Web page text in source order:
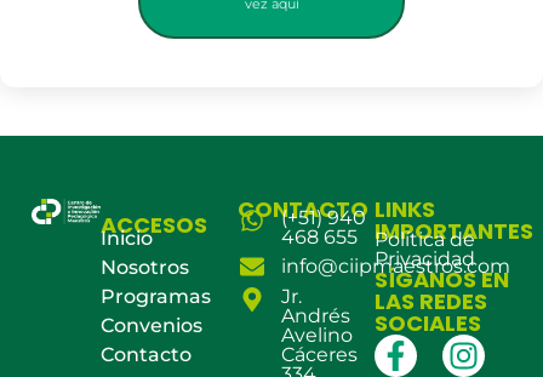
ACCESOS
Inicio
Nosotros
Programas
Convenios
Contacto
CONTACTO
(+51) 940
468 655
info@ciipmaestros.com
Jr.
Andrés
Avelino
Cáceres
LINKS
IMPORTANTES
Política de
Privacidad
SÍGANOS EN
LAS REDES
SOCIALES